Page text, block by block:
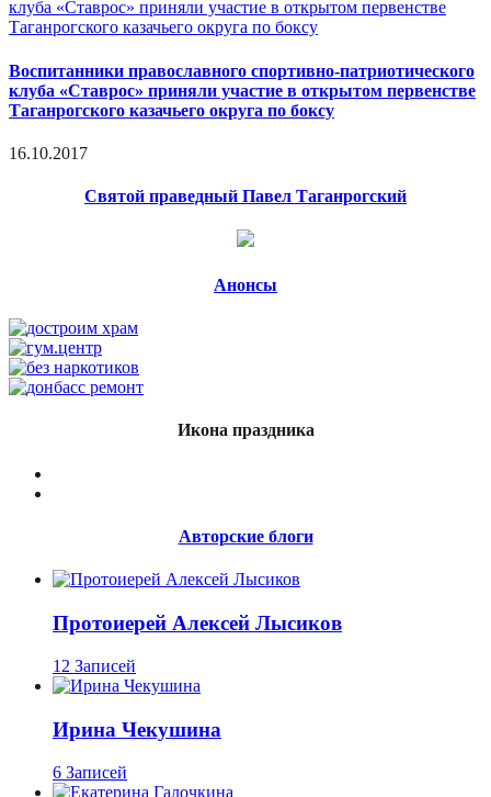
Воспитанники православного спортивно-патриотического
клуба «Ставрос» приняли участие в открытом первенстве
Таганрогского казачьего округа по боксу
16.10.2017
Святой праведный Павел Таганрогский
Анонсы
Икона праздника
Авторские блоги
Протоиерей Алексей Лысиков
12 Записей
Ирина Чекушина
6 Записей